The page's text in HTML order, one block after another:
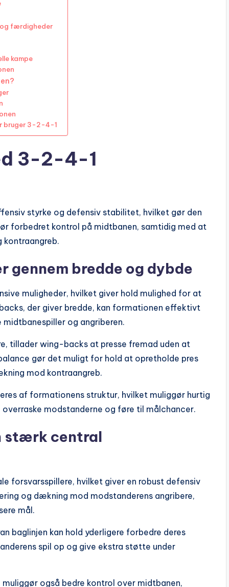
færdigheder
kampe
bruger 3-2-4-1
3-2-4-1
styrke og defensiv stabilitet, hvilket gør den
forbedret kontrol på midtbanen, samtidig med at
kontraangreb.
gennem bredde og dybde
muligheder, hvilket giver hold mulighed for at
der giver bredde, kan formationen effektivt
og angriberen.
tillader wing-backs at presse fremad uden at
gør det muligt for hold at opretholde pres
mod kontraangreb.
af formationens struktur, hvilket muliggør hurtig
modstanderne og føre til målchancer.
stærk central
hvilket giver en robust defensiv
og dækning mod modstanderens angribere,
mål.
baglinjen kan hold yderligere forbedre deres
spil op og give ekstra støtte under
også bedre kontrol over midtbanen,